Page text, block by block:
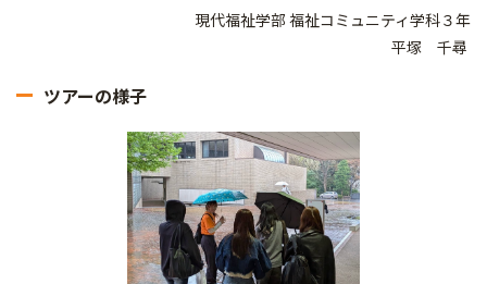
現代福祉学部 福祉コミュニティ学科３年
平塚 千尋
ツアーの様子